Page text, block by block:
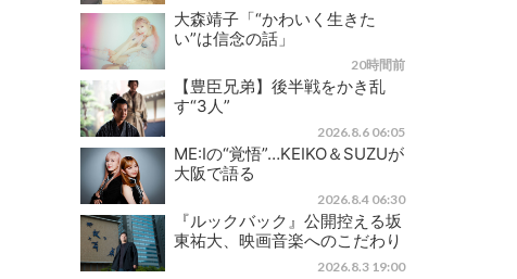
大森靖子「“かわいく生きた
い”は信念の話」
20時間前
【豊臣兄弟】後半戦をかき乱
す“3人”
2026.8.6 06:05
ME:Iの“覚悟”…KEIKO＆SUZUが
大阪で語る
2026.8.4 06:30
『ルックバック』公開控える坂
東祐大、映画音楽へのこだわり
2026.8.3 19:00